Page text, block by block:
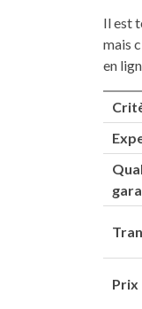
Il est
mais
en
Prix